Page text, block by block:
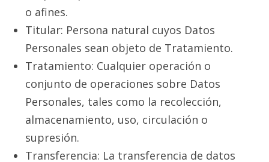
o afines.
Titular: Persona natural cuyos Datos
Personales sean objeto de Tratamiento.
Tratamiento: Cualquier operación o
conjunto de operaciones sobre Datos
Personales, tales como la recolección,
almacenamiento, uso, circulación o
supresión.
Transferencia: La transferencia de datos